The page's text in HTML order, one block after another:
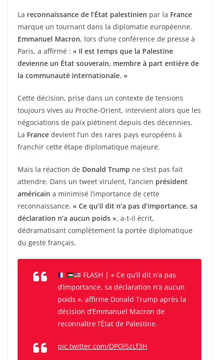
La reconnaissance de l’État palestinien par la France
marque un tournant dans la diplomatie européenne.
Emmanuel Macron, lors d’une conférence de presse à
Paris, a affirmé : « Il est temps que la Palestine
devienne un État souverain, membre à part entière de
la communauté internationale. »
Cette décision, prise dans un contexte de tensions
toujours vives au Proche-Orient, intervient alors que les
négociations de paix piétinent depuis des décennies.
La France devient l’un des rares pays européens à
franchir cette étape diplomatique majeure.
Mais la réaction de Donald Trump ne s’est pas fait
attendre. Dans un tweet virulent, l’ancien président
américain a minimisé l’importance de cette
reconnaissance. « Ce qu’il dit n’a pas d’importance, sa
déclaration n’a aucun poids », a-t-il écrit,
dédramatisant complètement la portée diplomatique
du geste français.
FLASH | « Ce qu’il dit n’a pas
d’importance, sa déclaration n’a aucun
poids », affirme Donald Trump après la
décision d’Emmanuel Macron de
reconnaître l’État de Palestine.
pic.twitter.com/DPOl5zLf3H